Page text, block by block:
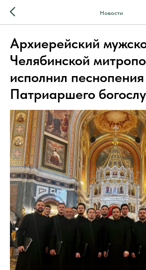
Новости
Архиерейский
Челябинской
исполнил песнопения
Патриаршего